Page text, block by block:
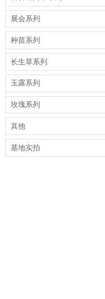
展会系列
种苗系列
长生草系列
玉露系列
玫瑰系列
其他
基地实拍